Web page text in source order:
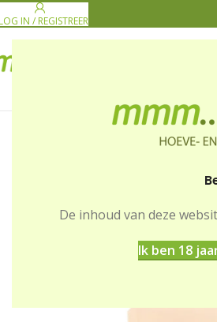
De inhoud van deze
Ik ben 18
IN / REGISTREER
Home Winkel Dranken Koffie